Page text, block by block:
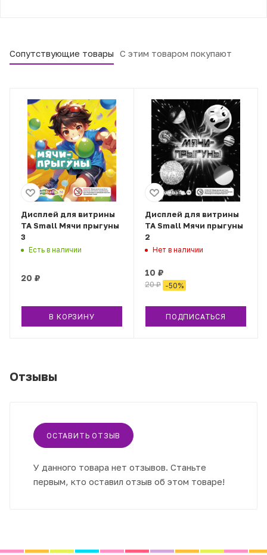
Сопутствующие товары С этим товаром покупают
Дисплей для витрины
ТА Small Мячи прыгуны
3
Есть в наличии
20 ₽
В КОРЗИНУ
Дисплей для витрины
ТА Small Мячи прыгуны
2
Нет в наличии
10 ₽
20₽ -50%
ПОДПИСАТЬСЯ
Отзывы
ОСТАВИТЬ ОТЗЫВ
У данного товара нет отзывов. Станьте
первым, кто оставил отзыв об этом товаре!